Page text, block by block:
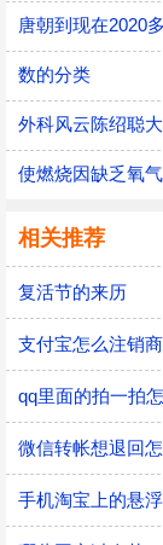
唐朝到现在2020
数的分类
外科风云陈绍聪
相关推荐
复活节的来历
支付宝怎么注销
qq里面的拍一拍
微信转帐想退回
手机淘宝上的悬